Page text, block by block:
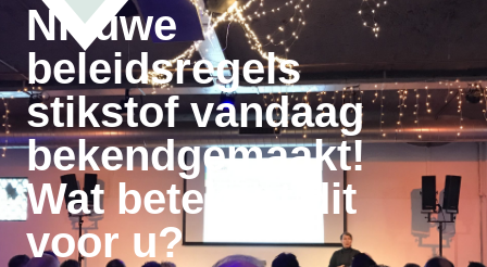
Nieuwe
beleidsregels
stikstof vandaag
bekendgemaakt!
Wat betekent dit
voor u?